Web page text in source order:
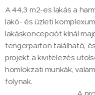
A 44,3 m2-es lakás a
lakó- és üzleti
lakáskoncepciót kínál
tengerparton található,
projekt a kivitelezés
homlokzati munkák,
A projektben